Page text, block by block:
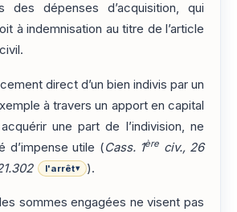
des dépenses d’acquisition, qui
à indemnisation au titre de l’article
direct d’un bien indivis par un
à travers un apport en capital
une part de l’indivision, ne
d’impense utile (Cass. 1ère civ., 26
l'arrêt▾ ).
sommes engagées ne visent pas